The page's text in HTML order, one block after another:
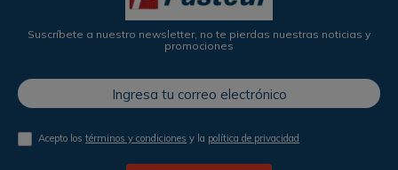
Suscríbete a nuestro newsletter, no te pierdas nuestras noticias y
promociones
Acepto lostérminos y condiciones y la política de privacidad